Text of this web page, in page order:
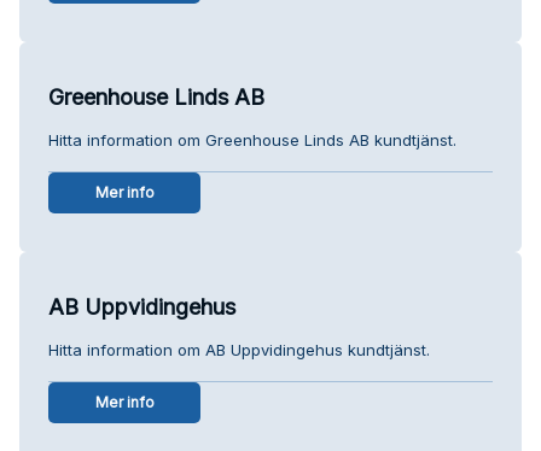
Greenhouse Linds AB
Hitta information om Greenhouse Linds AB kundtjänst.
Mer info
AB Uppvidingehus
Hitta information om AB Uppvidingehus kundtjänst.
Mer info